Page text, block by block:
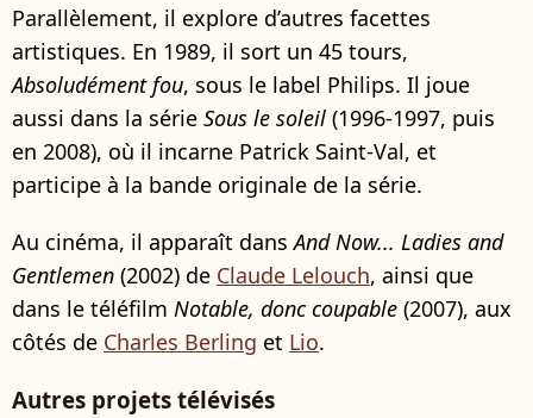
Parallèlement, il explore d’autres facettes
artistiques. En 1989, il sort un 45 tours,
Absoludément fou, sous le label Philips. Il joue
aussi dans la série Sous le soleil (1996-1997, puis
en 2008), où il incarne Patrick Saint-Val, et
participe à la bande originale de la série.
Au cinéma, il apparaît dansAnd Now... Ladies and
Gentlemen (2002) de Claude Lelouch, ainsi que
dans le téléfilm Notable, donc coupable (2007), aux
côtés de Charles Berling et Lio.
Autres projets télévisés